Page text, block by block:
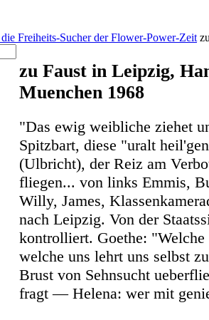
Freiheits-Sucher der Flower-Power-Zeit
zu Faust in Leipzig,
Muenchen 1968
"Das ewig weibliche ziehet
Spitzbart, diese "uralt
(Ulbricht), der Reiz am
fliegen... von links Emmis,
Willy, James,
nach Leipzig. Von der
kontrolliert. Goethe: "Welche
welche uns lehrt uns selbst
Brust von Sehnsucht
fragt — Helena: wer mit